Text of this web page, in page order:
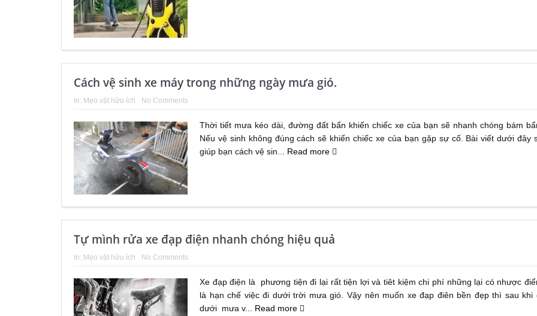
Cách vệ sinh xe máy trong những ngày mưa gió.
In: Mẹo vặt hữu ích No Comments
Thời tiết mưa kéo dài, đường đất bẩn khiến chiếc xe của bạn sẽ nhanh chóng bám
Nếu vệ sinh không đúng cách sẽ khiến chiếc xe của bạn gặp sự cố. Bài viết dưới đây
giúp bạn cách vệ sin... Read more
Tự mình rửa xe đạp điện nhanh chóng hiệu quả
In: Mẹo vặt hữu ích No Comments
Xe đạp điện là phương tiện đi lại rất tiện lợi và tiêt kiệm chi phí những lại có nhược
là hạn chế việc đi dưới trời mưa gió. Vậy nên muốn xe đạp điên bền đẹp thì sau khi
dưới mưa v... Read more